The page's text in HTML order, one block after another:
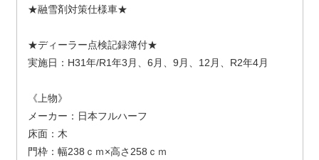
★融雪剤対策仕様車★
★ディーラー点検記録簿付★
実施日：H31年/R1年3月、6月、9月、12月、R2年4月
《上物》
メーカー：日本フルハーフ
床面：木
門枠：幅238ｃｍ×高さ258ｃｍ